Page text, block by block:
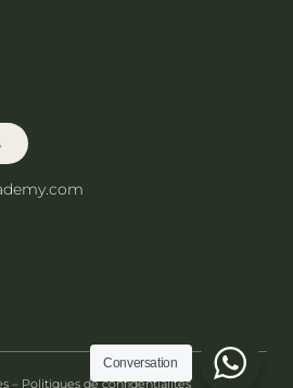
– Politiques de confidentialités
Conversation